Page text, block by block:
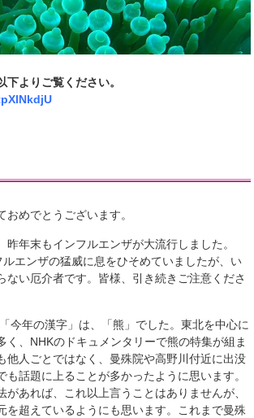
下よりご覧ください。
めでとうございます。
年末もインフルエンザが大流行しました。
エンザの猛威に息をひそめていましたが、い
ない厄介者です。皆様、引き続きご注意くださ
今年の漢字」は、「熊」でした。東北を中心に
く、NHKのドキュメンタリーで熊の特集が組ま
他人ごとではなく、曼殊院や高野川付近に出没
も話題に上ることが多かったように思います。
があれば、これ以上言うことはありませんが、
を超えているようにも思います。これまで曼殊